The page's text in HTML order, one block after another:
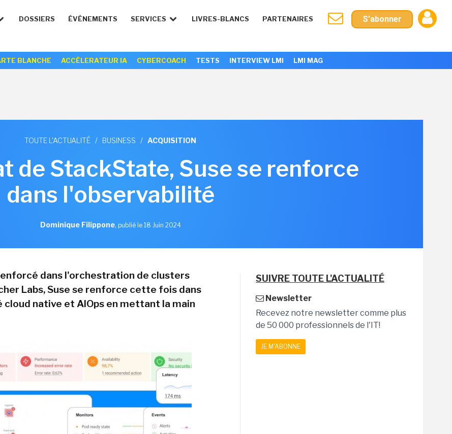
DOSSIERS ÉVÉNEMENTS SERVICES LIVRES-BLANCS PARTENAIRES S'abonner
BLANCHE ACCÉLERATEUR IA CYBERCOACH TESTS INTERVIEW LMI LMI MAG
TOUTE L'ACTUALITÉ / BUSINESS / ACQUISITION
de StackState, Suse se renforce
dans l'observabilité
Dominique Filippone, publié le 18 Juin 2024
dans l'orchestration de clusters
Labs, Suse se renforce cette fois dans
native et AIOps en mettant la main
SUIVRE TOUTE L'ACTUALITÉ
Newsletter
Recevez notre newsletter comme plus
de 50 000 professionnels de l'IT!
JE M'ABONNE